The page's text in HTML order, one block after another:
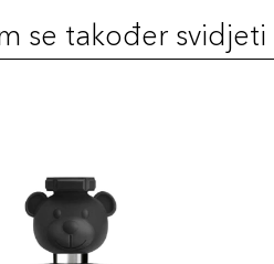
se također svidjeti